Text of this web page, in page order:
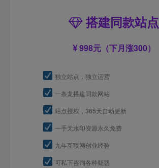
搭建同款站点
998元（下月涨300）
独立站点，独立运营
一条龙搭建同款网站
站点授权，365天自动更新
一手无水印资源永久免费
九年互联网创业经验
可私下咨询各种疑惑